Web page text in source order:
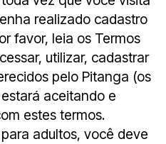
realizado cadastro
favor, leia os Termos
utilizar, cadastrar
pelo Pitanga (os
aceitando e
estes termos.
adultos, você deve